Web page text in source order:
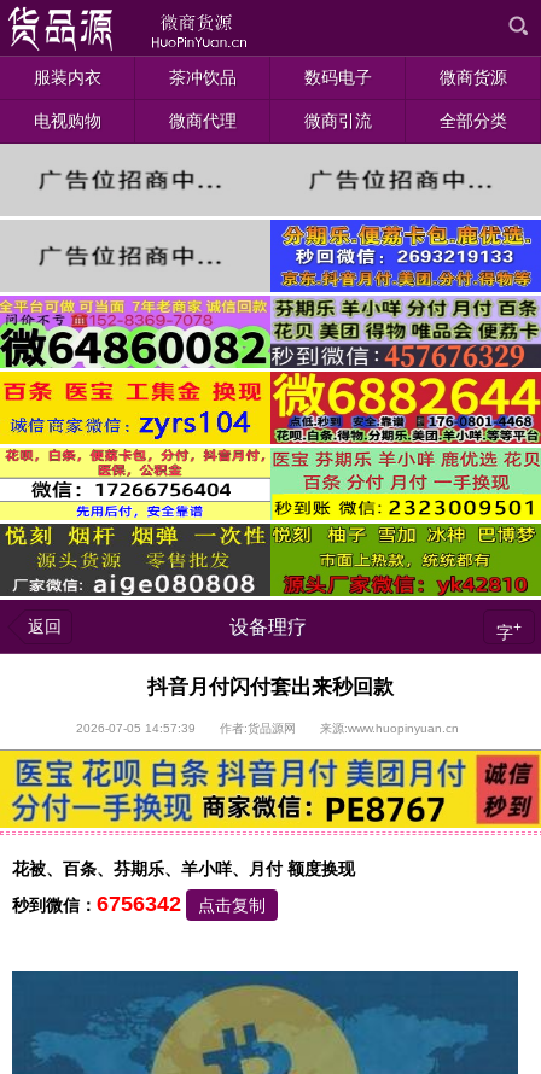
服装内衣 茶冲饮品 数码电子 微商货源
电视购物 微商代理 微商引流 全部分类
返回 设备理疗 字+
抖音月付闪付套出来秒回款
2026-07-05 14:57:39 作者:货品源网 来源:www.huopinyuan.cn
花被、百条、芬期乐、羊小咩、月付 额度换现
秒到微信： 6756342 点击复制